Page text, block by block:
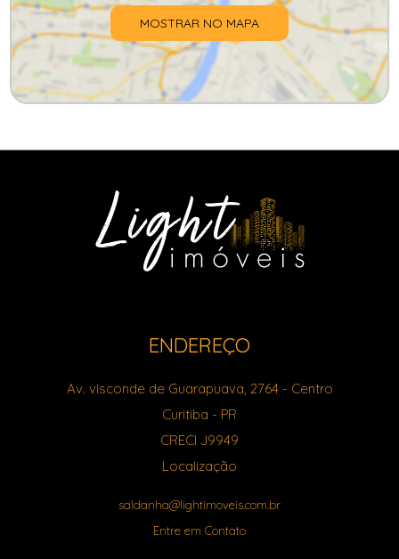
MOSTRAR NO MAPA
ENDEREÇO
Av. visconde de Guarapuava, 2764- Centro
Curitiba - PR
CRECI J9949
Localização
saldanha@lightimoveis.com.br
Entre em Contato